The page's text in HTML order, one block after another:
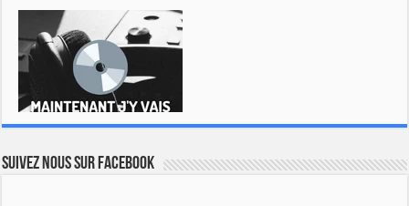
Suivez nous sur Facebook